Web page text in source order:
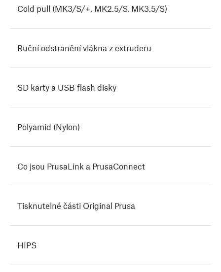
Cold pull (MK3/S/+, MK2.5/S, MK3.5/S)
Ruční odstranění vlákna z extruderu
SD karty a USB flash disky
Polyamid (Nylon)
Co jsou PrusaLink a PrusaConnect
Tisknutelné části Original Prusa
HIPS